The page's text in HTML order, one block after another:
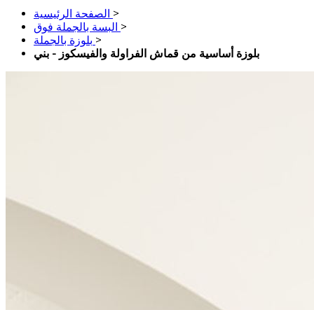
الصفحة الرئيسية >
البسة بالجملة فوق >
بلوزة بالجملة >
بلوزة أساسية من قماش الفراولة والفيسكوز - بني